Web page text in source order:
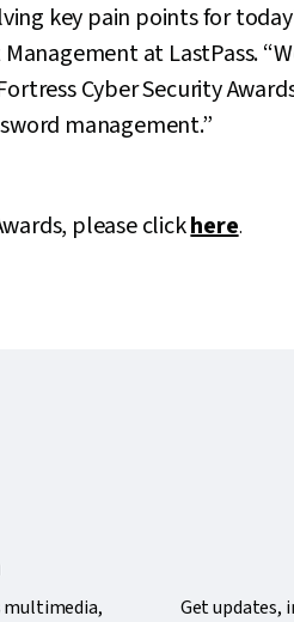
key pain points for
at LastPass.
Cyber Security
management.”
please clickhere.
multimedia,
Get updates,